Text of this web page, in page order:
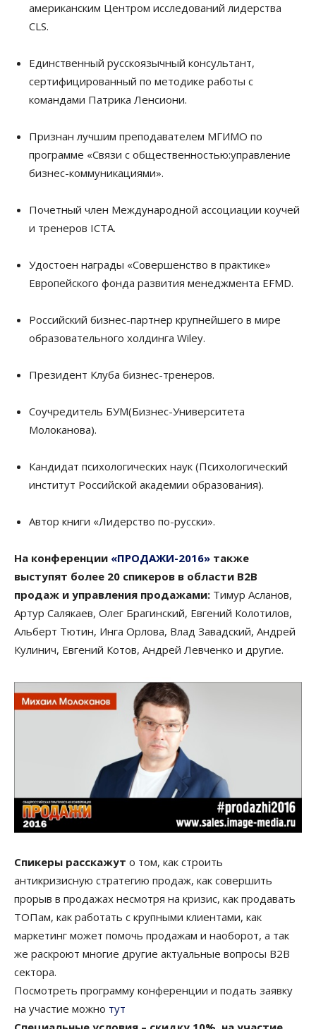
американским Центром исследований лидерства
CLS.
Единственный русскоязычный консультант,
сертифицированный по методике работы с
командами Патрика Ленсиони.
Признан лучшим преподавателем МГИМО по
программе «Связи с общественностью:управление
бизнес-коммуникациями».
Почетный член Международной ассоциации коучей
и тренеров ICTA.
Удостоен награды «Совершенство в практике»
Европейского фонда развития менеджмента EFMD.
Российский бизнес-партнер крупнейшего в мире
образовательного холдинга Wiley.
Президент Клуба бизнес-тренеров.
Соучредитель БУМ(Бизнес-Университета
Молоканова).
Кандидат психологических наук (Психологический
институт Российской академии образования).
Автор книги «Лидерство по-русски».
На конференции «ПРОДАЖИ-2016» также
выступят более 20 спикеров в области B2B
продаж и управления продажами: Тимур Асланов,
Артур Салякаев, Олег Брагинский, Евгений Колотилов,
Альберт Тютин, Инга Орлова, Влад Завадский, Андрей
Кулинич, Евгений Котов, Андрей Левченко и другие.
Спикеры расскажут о том, как строить
антикризисную стратегию продаж, как совершить
прорыв в продажах несмотря на кризис, как продавать
ТОПам, как работать с крупными клиентами, как
маркетинг может помочь продажам и наоборот, а так
же раскроют многие другие актуальные вопросы B2B
сектора.
Посмотреть программу конференции и подать заявку
на участие можно тут